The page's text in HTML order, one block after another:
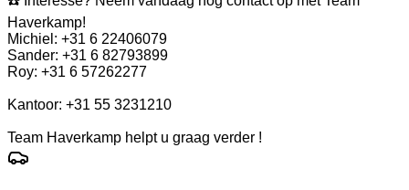
Haverkamp!
Michiel: +31 6 22406079
Sander: +31 6 82793899
Roy: +31 6 57262277
Kantoor: +31 55 3231210
Team Haverkamp helpt u graag verder !